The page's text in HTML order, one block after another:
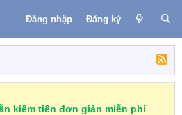
Đăng nhập Đăng ký
kiếm tiền đơn giản miễn phí